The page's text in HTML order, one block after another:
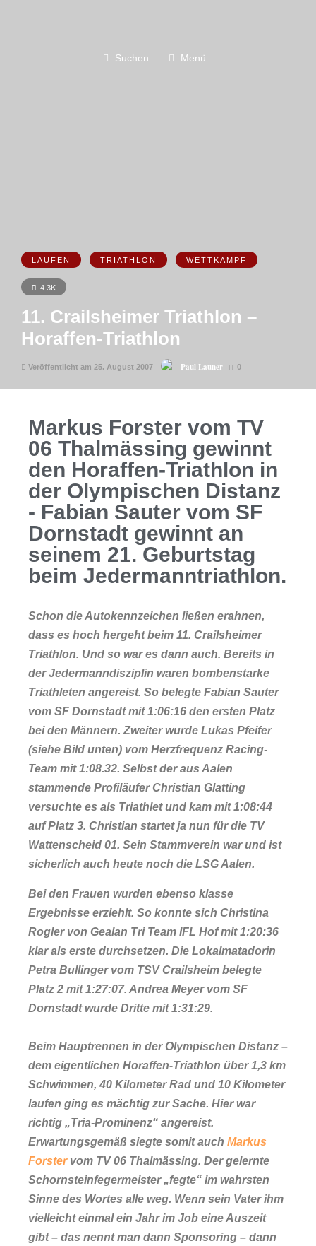
Suchen Menü
LAUFEN TRIATHLON WETTKAMPF
4.3K
11. Crailsheimer Triathlon –
Horaffen-Triathlon
Veröffentlicht am 25. August 2007 Paul Launer 0
Markus Forster vom TV
06 Thalmässing gewinnt
den Horaffen-Triathlon in
der Olympischen Distanz
- Fabian Sauter vom SF
Dornstadt gewinnt an
seinem 21. Geburtstag
beim Jedermanntriathlon.
Schon die Autokennzeichen ließen erahnen,
dass es hoch hergeht beim 11. Crailsheimer
Triathlon. Und so war es dann auch. Bereits in
der Jedermanndisziplin waren bombenstarke
Triathleten angereist. So belegte Fabian Sauter
vom SF Dornstadt mit 1:06:16 den ersten Platz
bei den Männern. Zweiter wurde Lukas Pfeifer
(siehe Bild unten) vom Herzfrequenz Racing-
Team mit 1:08.32. Selbst der aus Aalen
stammende Profiläufer Christian Glatting
versuchte es als Triathlet und kam mit 1:08:44
auf Platz 3. Christian startet ja nun für die TV
Wattenscheid 01. Sein Stammverein war und ist
sicherlich auch heute noch die LSG Aalen.
Bei den Frauen wurden ebenso klasse
Ergebnisse erziehlt. So konnte sich Christina
Rogler von Gealan Tri Team IFL Hof mit 1:20:36
klar als erste durchsetzen. Die Lokalmatadorin
Petra Bullinger vom TSV Crailsheim belegte
Platz 2 mit 1:27:07. Andrea Meyer vom SF
Dornstadt wurde Dritte mit 1:31:29.
Beim Hauptrennen in der Olympischen Distanz –
dem eigentlichen Horaffen-Triathlon über 1,3 km
Schwimmen, 40 Kilometer Rad und 10 Kilometer
laufen ging es mächtig zur Sache. Hier war
richtig „Tria-Prominenz“ angereist.
Erwartungsgemäß siegte somit auch Markus
Forstervom TV 06 Thalmässing. Der gelernte
Schornsteinfegermeister „fegte“ im wahrsten
Sinne des Wortes alle weg. Wenn sein Vater ihm
vielleicht einmal ein Jahr im Job eine Auszeit
gibt – das nennt man dann Sponsoring – dann